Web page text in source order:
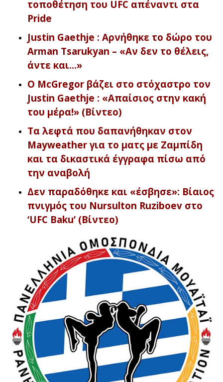
τοποθέτηση του UFC απέναντι στα
Pride
Justin Gaethje : Αρνήθηκε το δώρο του
Arman Tsarukyan – «Αν δεν το θέλεις,
άντε και…»
Ο McGregor βάζει στο στόχαστρο τον
Justin Gaethje : «Απαίσιος στην κακή
του μέρα!» (Βίντεο)
Τα λεφτά που δαπανήθηκαν στον
Mayweather για το ματς με Ζαμπίδη
και τα δικαστικά έγγραφα πίσω από
την αναβολή
Δεν παραδόθηκε και «έσβησε»: Βίαιος
πνιγμός του Nursulton Ruziboev στο
‘UFC Baku’ (Βίντεο)